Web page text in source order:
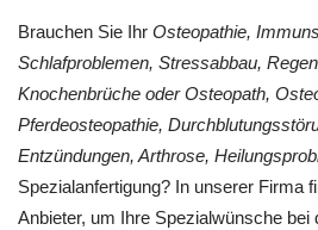
Brauchen Sie Ihr Osteopathie,
Schlafproblemen, Stressabbau,
Knochenbrüche oder Osteopath,
Pferdeosteopathie,
Entzündungen, Arthrose,
Spezialanfertigung? In unserer Firma
Anbieter, um Ihre Spezialwünsche bei